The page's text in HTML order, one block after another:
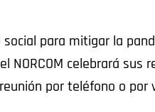
para mitigar la
NORCOM celebrará sus
por teléfono o por